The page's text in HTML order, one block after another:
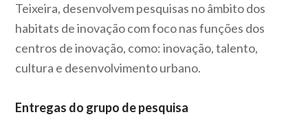
Teixeira, desenvolvem pesquisas no âmbito dos
habitats de inovação com foco nas funções dos
centros de inovação, como: inovação, talento,
cultura e desenvolvimento urbano.
Entregas do grupo de pesquisa